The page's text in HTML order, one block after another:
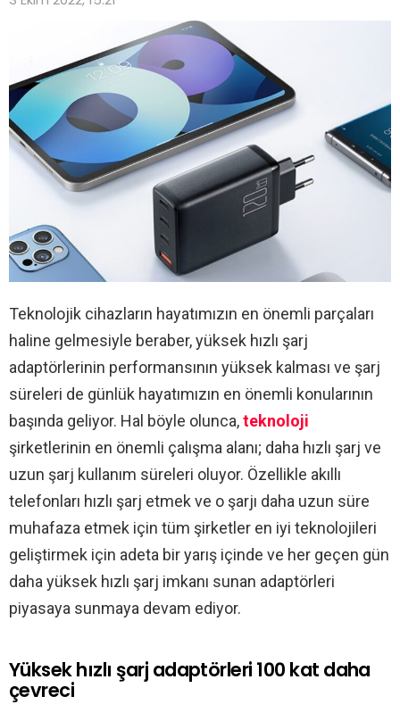
Teknolojik cihazların hayatımızın en önemli parçaları
haline gelmesiyle beraber, yüksek hızlı şarj
adaptörlerinin performansının yüksek kalması ve şarj
süreleri de günlük hayatımızın en önemli konularının
başında geliyor. Hal böyle olunca,teknoloji
şirketlerinin en önemli çalışma alanı; daha hızlı şarj ve
uzun şarj kullanım süreleri oluyor. Özellikle akıllı
telefonları hızlı şarj etmek ve o şarjı daha uzun süre
muhafaza etmek için tüm şirketler en iyi teknolojileri
geliştirmek için adeta bir yarış içinde ve her geçen gün
daha yüksek hızlı şarj imkanı sunan adaptörleri
piyasaya sunmaya devam ediyor.
Yüksek hızlı şarj adaptörleri 100 kat daha
çevreci